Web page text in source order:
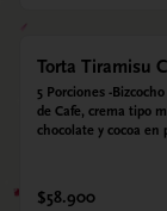
Torta Tiramisu
5 Porciones -
de Cafe, crema tipo
chocolate y cocoa en
$58.900